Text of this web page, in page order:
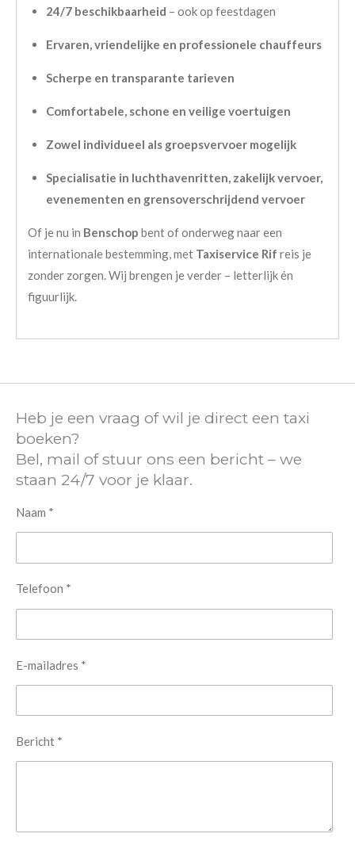
24/7 beschikbaarheid – ook op feestdagen
Ervaren, vriendelijke en professionele chauffeurs
Scherpe en transparante tarieven
Comfortabele, schone en veilige voertuigen
Zowel individueel als groepsvervoer mogelijk
Specialisatie in luchthavenritten, zakelijk vervoer,
evenementen en grensoverschrijdend vervoer
Of je nu in Benschop bent of onderweg naar een
internationale bestemming, met Taxiservice Rif reis je
zonder zorgen. Wij brengen je verder – letterlijk én
figuurlijk.
Heb je een vraag of wil je direct een taxi
boeken?
Bel, mail of stuur ons een bericht – we
staan 24/7 voor je klaar.
Naam *
Telefoon *
E-mailadres *
Bericht *